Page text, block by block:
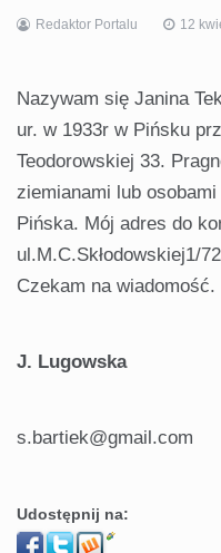
Redaktor Portalu 12
Nazywam się Janina
ur. w 1933r w Pińsku
Teodorowskiej 33.
ziemianami lub
Pińska. Mój adres do
ul.M.C.Skłodowskiej1/
Czekam na wiadomość.
J. Lugowska
s.bartiek@gmail.com
Udostępnij na: